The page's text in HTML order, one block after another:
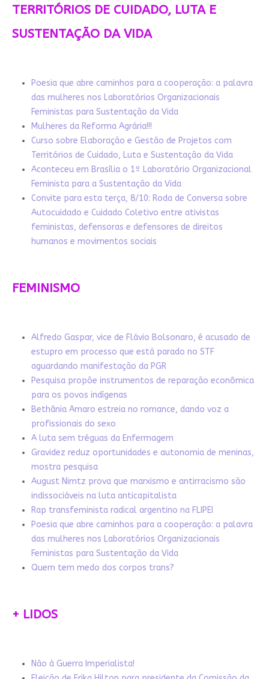
TERRITÓRIOS DE CUIDADO, LUTA E
SUSTENTAÇÃO DA VIDA
Poesia que abre caminhos para a cooperação: a palavra
das mulheres nos Laboratórios Organizacionais
Feministas para Sustentação da Vida
Mulheres da Reforma Agrária!!!
Curso sobre Elaboração e Gestão de Projetos com
Territórios de Cuidado, Luta e Sustentação da Vida
Aconteceu em Brasília o 1º Laboratório Organizacional
Feminista para a Sustentação da Vida
Convite para esta terça, 8/10: Roda de Conversa sobre
Autocuidado e Cuidado Coletivo entre ativistas
feministas, defensoras e defensores de direitos
humanos e movimentos sociais
FEMINISMO
Alfredo Gaspar, vice de Flávio Bolsonaro, é acusado de
estupro em processo que está parado no STF
aguardando manifestação da PGR
Pesquisa propõe instrumentos de reparação econômica
para os povos indígenas
Bethânia Amaro estreia no romance, dando voz a
profissionais do sexo
A luta sem tréguas da Enfermagem
Gravidez reduz oportunidades e autonomia de meninas,
mostra pesquisa
August Nimtz prova que marxismo e antirracismo são
indissociáveis na luta anticapitalista
Rap transfeminista radical argentino na FLIPEI
Poesia que abre caminhos para a cooperação: a palavra
das mulheres nos Laboratórios Organizacionais
Feministas para Sustentação da Vida
Quem tem medo dos corpos trans?
+ LIDOS
Não à Guerra Imperialista!